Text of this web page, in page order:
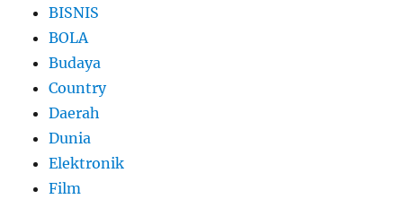
BISNIS
BOLA
Budaya
Country
Daerah
Dunia
Elektronik
Film